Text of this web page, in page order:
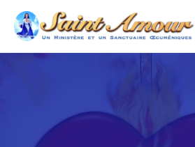
Aller
contenu